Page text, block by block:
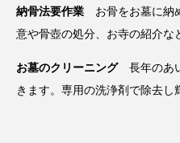
納骨法要作業 お骨をお墓に納
意や骨壺の処分、お寺の紹介な
お墓のクリーニング長年のあ
きます。専用の洗浄剤で除去し